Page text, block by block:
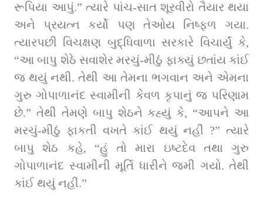
રૂપિયા આપું.” ત્યારે પાંચ-સાત શૂરવીરો તૈયાર થયા
અને પ્રયત્ન કર્યો પણ તેઓય નિષ્ફળ ગયા.
ત્યારપછી વિચક્ષણ બુદ્ધિવાળા સરકારે વિચાર્યું કે,
“આ બાપુ શેઠે સવાશેર મરચું-મીઠું ફાક્યું છતાંય કાંઈ
જ થયું નથી. તેથી આ તેમના ભગવાન અને એમના
ગુરુ ગોપાળાનંદ સ્વામીની કેવળ કૃપાનું જ પરિણામ
છે.” તેથી તેમણે બાપુ શેઠને કહ્યું કે, “આપને આ
મરચું-મીઠું ફાકતી વખતે કાંઈ થયું નહીં ?” ત્યારે
બાપુ શેઠ કહે, “હું તો મારા ઇષ્ટદેવ તથા ગુરુ
ગોપાળાનંદ સ્વામીની મૂર્તિ ધારીને જમી ગયો. તેથી
કાંઈ થયું નહીં.”